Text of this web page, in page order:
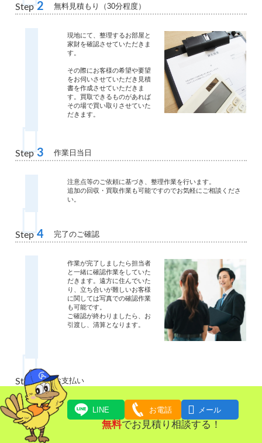
Step 2 無料見積もり（30分程度）
現地にて、整理するお部屋と
家財を確認させていただきま
す。
その際にお客様の希望や要望
をお伺いさせていただき見積
書を作成させていただきま
す。買取できるものがあれば
その場で買い取りさせていた
だきます。
Step 3 作業日当日
注意点等のご依頼に基づき、整理作業を行います。
追加の回収・買取作業も可能ですのでお気軽にご相談くださ
い。
Step 4 完了のご確認
作業が完了しましたら担当者
と一緒に確認作業をしていた
だきます。遠方に住んでいた
り、立ち合いが難しいお客様
に関しては写真での確認作業
も可能です。
ご確認が終わりましたら、お
引渡し、清算となります。
Step 5 お支払い
ご請求金額をお支払いいただ
きます。
現金・クレジットカード・お
LINE お電話  メール
無料でお見積り相談する！